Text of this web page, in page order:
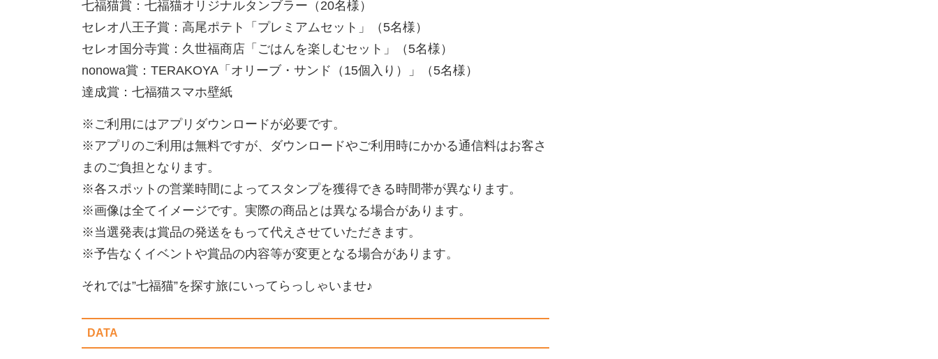
七福猫賞：七福猫オリジナルタンブラー（20名様）
セレオ八王子賞：高尾ポテト「プレミアムセット」（5名様）
セレオ国分寺賞：久世福商店「ごはんを楽しむセット」（5名様）
nonowa賞：TERAKOYA「オリーブ・サンド（15個入り）」（5名様）
達成賞：七福猫スマホ壁紙
※ご利用にはアプリダウンロードが必要です。
※アプリのご利用は無料ですが、ダウンロードやご利用時にかかる通信料はお客さ
まのご負担となります。
※各スポットの営業時間によってスタンプを獲得できる時間帯が異なります。
※画像は全てイメージです。実際の商品とは異なる場合があります。
※当選発表は賞品の発送をもって代えさせていただきます。
※予告なくイベントや賞品の内容等が変更となる場合があります。
それでは”七福猫”を探す旅にいってらっしゃいませ♪
DATA